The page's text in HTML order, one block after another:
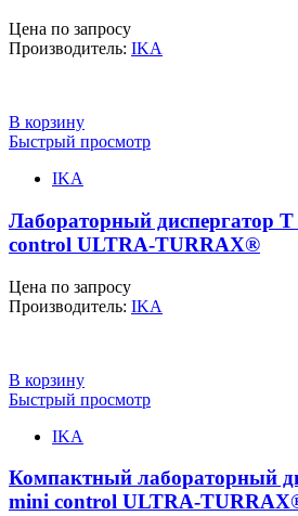
Цена по запросу
Производитель: IKA
В корзину
Быстрый просмотр
IKA
Лабораторный диспергатор T
control ULTRA-TURRAX®
Цена по запросу
Производитель: IKA
В корзину
Быстрый просмотр
IKA
Компактный лабораторный
mini control ULTRA-